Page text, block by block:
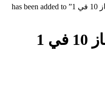
“• قدر بديل البوتاجاز 10 في 1” has been added to
1